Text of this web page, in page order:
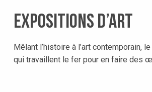
Expositions d’art
Mêlant l’histoire à l’art
qui travaillent le fer pour en faire des